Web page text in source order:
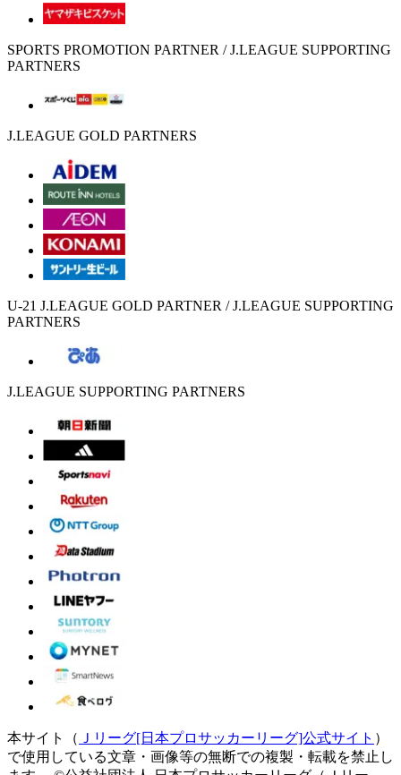
SPORTS PROMOTION PARTNER / J.LEAGUE SUPPORTING
PARTNERS
J.LEAGUE GOLD PARTNERS
U-21 J.LEAGUE GOLD PARTNER / J.LEAGUE SUPPORTING
PARTNERS
J.LEAGUE SUPPORTING PARTNERS
本サイト（ Ｊリーグ[日本プロサッカーリーグ]公式サイト ）
で使用している文章・画像等の無断での複製・転載を禁止し